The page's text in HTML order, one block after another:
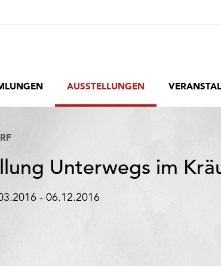
AUSSTELLUNGEN
Unterwegs im
- 06.12.2016